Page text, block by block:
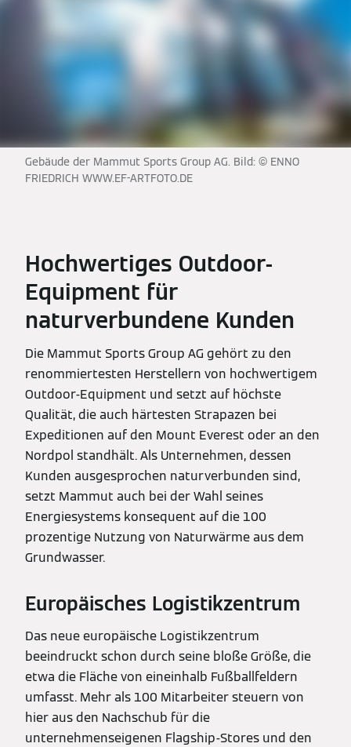
Gebäude der Mammut Sports Group AG. Bild: © ENNO
FRIEDRICH WWW.EF-ARTFOTO.DE
Hochwertiges Outdoor-
Equipment für
naturverbundene Kunden
Die Mammut Sports Group AG gehört zu den
renommiertesten Herstellern von hochwertigem
Outdoor-Equipment und setzt auf höchste
Qualität, die auch härtesten Strapazen bei
Expeditionen auf den Mount Everest oder an den
Nordpol standhält. Als Unternehmen, dessen
Kunden ausgesprochen naturverbunden sind,
setzt Mammut auch bei der Wahl seines
Energiesystems konsequent auf die 100
prozentige Nutzung von Naturwärme aus dem
Grundwasser.
Europäisches Logistikzentrum
Das neue europäische Logistikzentrum
beeindruckt schon durch seine bloße Größe, die
etwa die Fläche von eineinhalb Fußballfeldern
umfasst. Mehr als 100 Mitarbeiter steuern von
hier aus den Nachschub für die
unternehmenseigenen Flagship-Stores und den